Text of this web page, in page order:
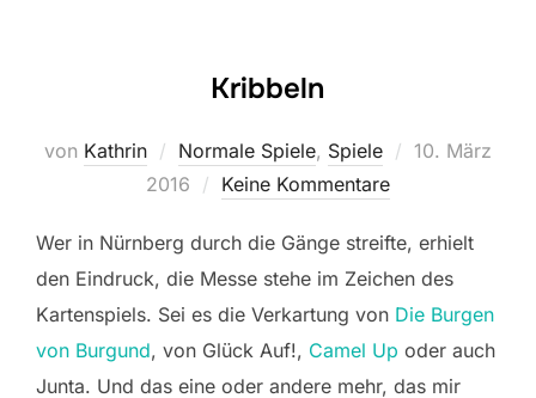
Kribbeln
von Kathrin Normale Spiele, Spiele
Veröffentlicht
10. März
2016
Keine Kommentare
Wer in Nürnberg durch die Gänge streifte, erhielt
den Eindruck, die Messe stehe im Zeichen des
Kartenspiels. Sei es die Verkartung von Die Burgen
von Burgund, von Glück Auf!, Camel Up oder auch
Junta. Und das eine oder andere mehr, das mir